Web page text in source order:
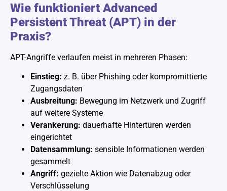
Wie funktioniert Advanced
Persistent Threat (APT) in der
Praxis?
APT-Angriffe verlaufen meist in mehreren Phasen:
Einstieg: z. B. über Phishing oder kompromittierte
Zugangsdaten
Ausbreitung: Bewegung im Netzwerk und Zugriff
auf weitere Systeme
Verankerung: dauerhafte Hintertüren werden
eingerichtet
Datensammlung: sensible Informationen werden
gesammelt
Angriff: gezielte Aktion wie Datenabzug oder
Verschlüsselung